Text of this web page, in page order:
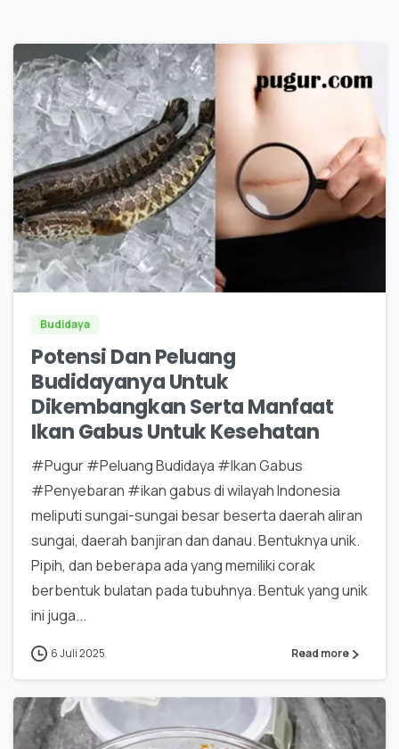
Budidaya
Potensi Dan Peluang
Budidayanya Untuk
Dikembangkan Serta Manfaat
Ikan Gabus Untuk Kesehatan
#Pugur #Peluang Budidaya #Ikan Gabus
#Penyebaran #ikan gabus di wilayah Indonesia
meliputi sungai-sungai besar beserta daerah aliran
sungai, daerah banjiran dan danau. Bentuknya unik.
Pipih, dan beberapa ada yang memiliki corak
berbentuk bulatan pada tubuhnya. Bentuk yang unik
ini juga...
6 Juli 2025 Read more